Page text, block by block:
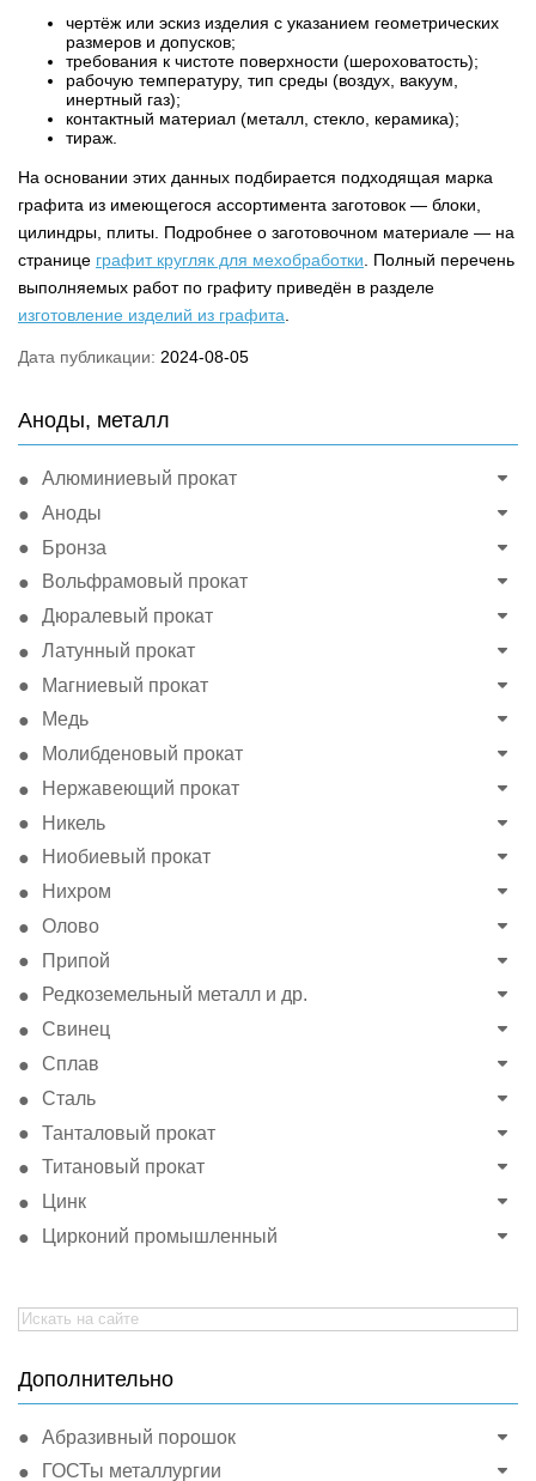
Аноды, металл
Алюминиевый прокат
Аноды
Бронза
Вольфрамовый прокат
Дюралевый прокат
Латунный прокат
Магниевый прокат
Медь
Молибденовый прокат
Нержавеющий прокат
Никель
Ниобиевый прокат
Нихром
Олово
Припой
Редкоземельный металл и др.
Свинец
Сплав
Сталь
Танталовый прокат
Титановый прокат
Цинк
Цирконий промышленный
чертёж или эскиз изделия с указанием геометрических
размеров и допусков;
требования к чистоте поверхности (шероховатость);
рабочую температуру, тип среды (воздух, вакуум,
инертный газ);
контактный материал (металл, стекло, керамика);
тираж.
На основании этих данных подбирается подходящая марка
графита из имеющегося ассортимента заготовок — блоки,
цилиндры, плиты. Подробнее о заготовочном материале — на
странице графит кругляк для мехобработки . Полный перечень
выполняемых работ по графиту приведён в разделе
изготовление изделий из графита
Дата публикации: 2024-08-05
Search
for:
Дополнительно
Абразивный порошок
ГОСТы металлургии